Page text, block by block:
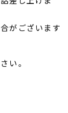
がございます
い。